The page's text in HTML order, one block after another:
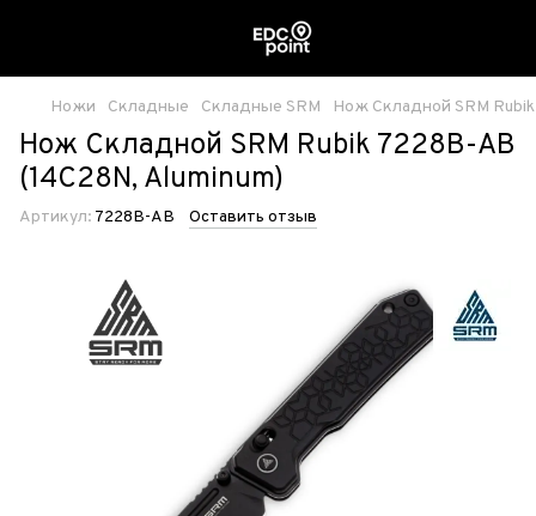
Ножи Складные Складные SRM Нож Складной SRM
Нож Складной SRM Rubik 7228B-AB
(14C28N, Aluminum)
Артикул: 7228B-AB Оставить отзыв